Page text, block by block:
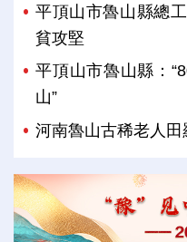
平頂山市魯山縣總
貧攻堅
平頂山市魯山縣：
山”
河南魯山古稀老人田